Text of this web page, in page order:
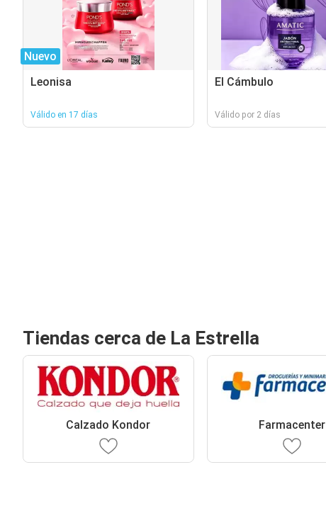
Nuevo
Leonisa
Válido en 17 días
El Cámbulo
Válido por 2 días
Tiendas cerca de La Estrella
Calzado Kondor Farmacenter